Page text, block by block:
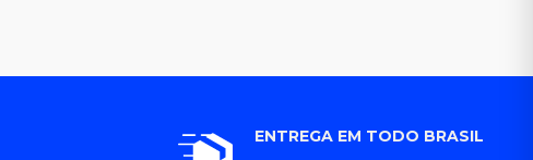
ENTREGA EM TODO BRASIL